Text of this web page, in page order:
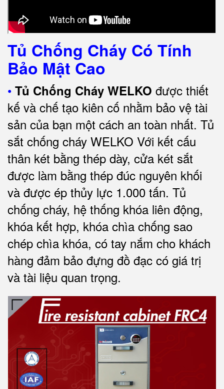
Tủ Chống Cháy Có Tính
Bảo Mật Cao
• Tủ Chống Cháy WELKO được thiết
kế và chế tạo kiên cố nhằm bảo vệ tài
sản của bạn một cách an toàn nhất. Tủ
sắt chống cháy WELKO Với kết cấu
thân két bằng thép dày, cửa két sắt
được làm bằng thép đúc nguyên khối
và được ép thủy lực 1.000 tấn. Tủ
chống cháy, hệ thống khóa liên động,
khóa kết hợp, khóa chìa chống sao
chép chìa khóa, có tay nắm cho khách
hàng đảm bảo đựng đồ đạc có giá trị
và tài liệu quan trọng.